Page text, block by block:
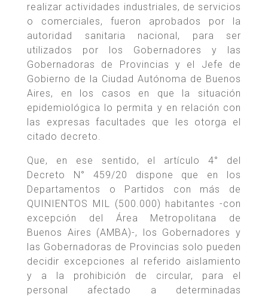
realizar actividades industriales, de servicios
o comerciales, fueron aprobados por la
autoridad sanitaria nacional, para ser
utilizados por los Gobernadores y las
Gobernadoras de Provincias y el Jefe de
Gobierno de la Ciudad Autónoma de Buenos
Aires, en los casos en que la situación
epidemiológica lo permita y en relación con
las expresas facultades que les otorga el
citado decreto.
Que, en ese sentido, el artículo 4° del
Decreto N° 459/20 dispone que en los
Departamentos o Partidos con más de
QUINIENTOS MIL (500.000) habitantes -con
excepción del Área Metropolitana de
Buenos Aires (AMBA)-, los Gobernadores y
las Gobernadoras de Provincias solo pueden
decidir excepciones al referido aislamiento
y a la prohibición de circular, para el
personal afectado a determinadas